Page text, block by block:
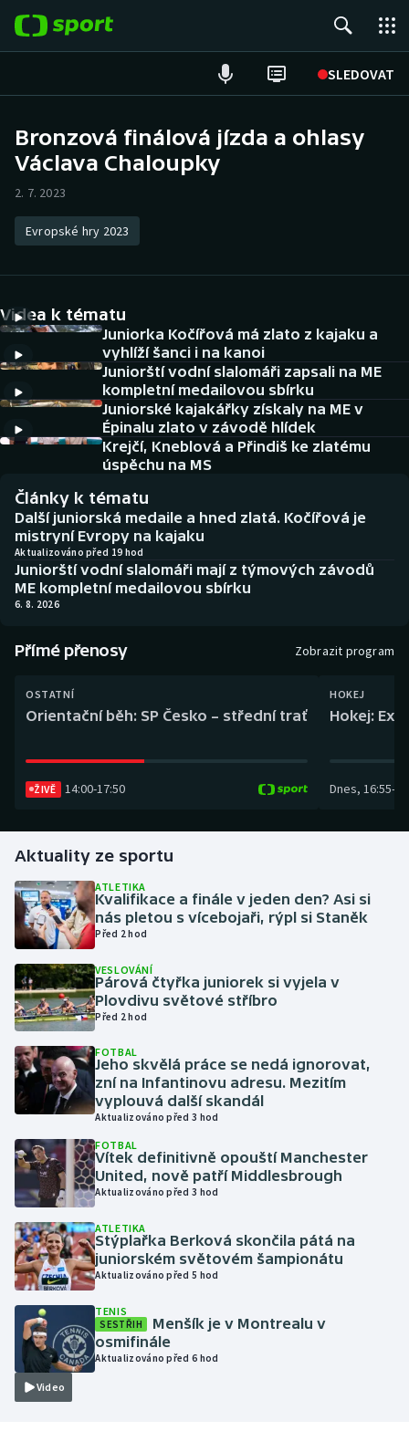
SLEDOVAT
Hokej
Atletika
DALŠÍ SPORTY
Americký fotbal
Baseball a softbal
Biatlon
Boby a skeleton
Box
Curling
Dostihy
Gymnastika
Házená
Jezdectví
Judo
Krasobruslení
Lezení
Lyže a snowboard
Moderní pětiboj
Motorsport
Olympijské hry
Plavání
Plážový volejbal
NEPŘEHLÉDNĚTE
Historické návraty
Aplikace ČT sport
AZ kvíz
Bronzová finálová jízda a ohlasy
Václava Chaloupky
2. 7. 2023
Evropské hry 2023
Videa k tématu
Juniorka Kočířová má zlato z kajaku a
vyhlíží šanci i na kanoi
Juniorští vodní slalomáři zapsali na ME
kompletní medailovou sbírku
Juniorské kajakářky získaly na ME v
Épinalu zlato v závodě hlídek
Krejčí, Kneblová a Přindiš ke zlatému
úspěchu na MS
Články k tématu
Další juniorská medaile a hned zlatá. Kočířová je
mistryní Evropy na kajaku
Aktualizováno před 19 hod
Juniorští vodní slalomáři mají z týmových závodů
ME kompletní medailovou sbírku
6. 8. 2026
Přímé přenosy Zobrazit program
OSTATNÍ
Orientační běh: SP Česko – střední trať
ŽIVĚ 14:00-17:50
HOKEJ
Hokej:
Dnes, 16:55-
Aktuality ze sportu
ATLETIKA
Kvalifikace a finále v jeden den? Asi si
nás pletou s vícebojaři, rýpl si Staněk
Před 2 hod
VESLOVÁNÍ
Párová čtyřka juniorek si vyjela v
Plovdivu světové stříbro
Před 2 hod
FOTBAL
Jeho skvělá práce se nedá ignorovat,
zní na Infantinovu adresu. Mezitím
vyplouvá další skandál
Aktualizováno před 3 hod
FOTBAL
Vítek definitivně opouští Manchester
United, nově patří Middlesbrough
Aktualizováno před 3 hod
ATLETIKA
Stýplařka Berková skončila pátá na
juniorském světovém šampionátu
Aktualizováno před 5 hod
Video
TENIS
SESTŘIH
Menšík je v Montrealu v
osmifinále
Aktualizováno před 6 hod